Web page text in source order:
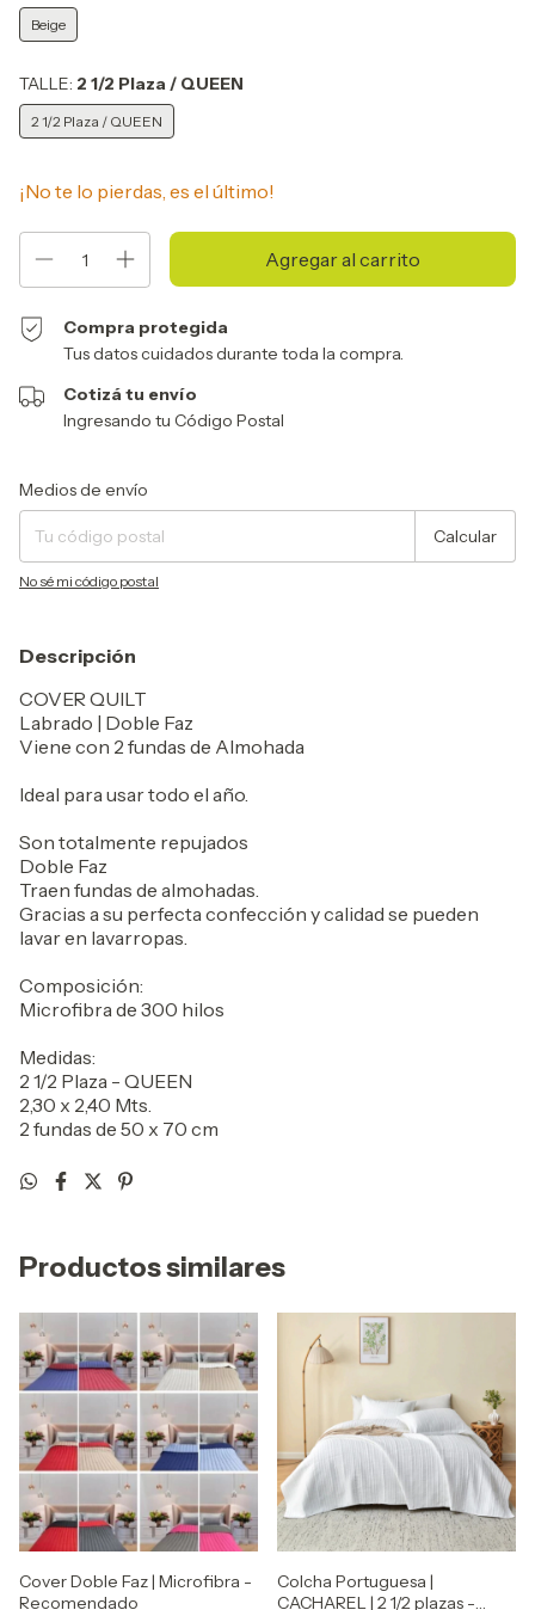
Beige
TALLE: 2 1/2 Plaza / QUEEN
2 1/2 Plaza / QUEEN
¡No te lo pierdas, es el último!
Compra protegida
Tus datos cuidados durante toda la compra.
Cotizá tu envío
Ingresando tu Código Postal
Entregas para el CP:
Medios de envío
Calcular
No sé mi código postal
Descripción
COVER QUILT
Labrado | Doble Faz
Viene con 2 fundas de Almohada
Ideal para usar todo el año.
Son totalmente repujados
Doble Faz
Traen fundas de almohadas.
Gracias a su perfecta confección y calidad se pueden
lavar en lavarropas.
Composición:
Microfibra de 300 hilos
Medidas:
2 1/2 Plaza - QUEEN
2,30 x 2,40 Mts.
2 fundas de 50 x 70 cm
Productos similares
Cover Doble Faz | Microfibra -
Recomendado
Colcha Portuguesa |
CACHAREL | 2 1/2 plazas -